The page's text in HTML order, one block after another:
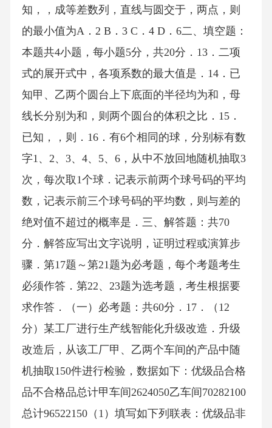
知，，成等差数列，直线与圆交于，两点，则
的最小值为A．2 B．3 C．4 D．6二、填空题：
本题共4小题，每小题5分，共20分．13．二项
式的展开式中，各项系数的最大值是．14．已
知甲、乙两个圆台上下底面的半径均为和，母
线长分别为和，则两个圆台的体积之比．15．
已知，，则．16．有6个相同的球，分别标有数
字1、2、3、4、5、6，从中不放回地随机抽取3
次，每次取1个球．记表示前两个球号码的平均
数，记表示前三个球号码的平均数，则与差的
绝对值不超过的概率是．三、解答题：共70
分．解答应写出文字说明，证明过程或演算步
骤．第17题～第21题为必考题，每个考题考生
必须作答．第22、23题为选考题，考生根据要
求作答．（一）必考题：共60分．17．（12
分）某工厂进行生产线智能化升级改造．升级
改造后，从该工厂甲、乙两个车间的产品中随
机抽取150件进行检验，数据如下：优级品合格
品不合格品总计甲车间2624050乙车间70282100
总计96522150（1）填写如下列联表：优级品非